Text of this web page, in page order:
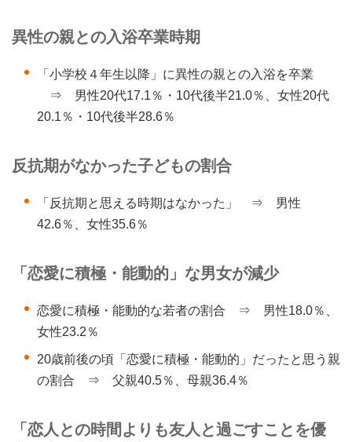
異性の親との入浴卒業時期
「小学校４年生以降」に異性の親との入浴を卒業
⇒ 男性20代17.1％・10代後半21.0％、女性20代
20.1％・10代後半28.6％
反抗期がなかった子どもの割合
「反抗期と思える時期はなかった」 ⇒ 男性
42.6％、女性35.6％
「恋愛に積極・能動的」な男女が減少
恋愛に積極・能動的な若者の割合 ⇒ 男性18.0％、
女性23.2％
20歳前後の頃「恋愛に積極・能動的」だったと思う親
の割合 ⇒ 父親40.5％、母親36.4％
「恋人との時間よりも友人と過ごすことを優